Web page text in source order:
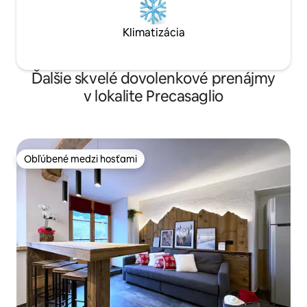
Klimatizácia
Ďalšie skvelé dovolenkové prenájmy
v lokalite Precasaglio
Obľúbené medzi hosťami
Obľúbené medzi hosťami